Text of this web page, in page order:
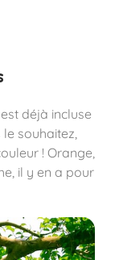
déjà incluse
souhaitez,
! Orange,
il y en a pour